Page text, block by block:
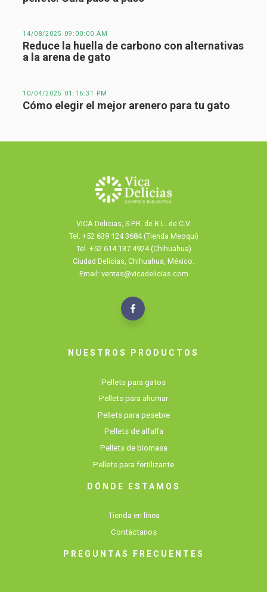
14/08/2025 09:00:00 AM
Reduce la huella de carbono con alternativas
a la arena de gato
10/04/2025 01:16:31 PM
Cómo elegir el mejor arenero para tu gato
VICA Delicias, S.P.R. de R.L. de C.V.
Tel. +52 639 124 3684 (Tienda Meoqui)
Tel. +52 614 137 4924 (Chihuahua)
Ciudad Delicias, Chihuahua, México.
Email: ventas@vicadelicias.com
NUESTROS PRODUCTOS
Pellets para gatos
Pellets para ahumar
Pellets para pesebre
Pellets de alfalfa
Pellets de biomasa
Pellets para fertilizante
DÓNDE ESTAMOS
Tienda en línea
Contáctanos
PREGUNTAS FRECUENTES